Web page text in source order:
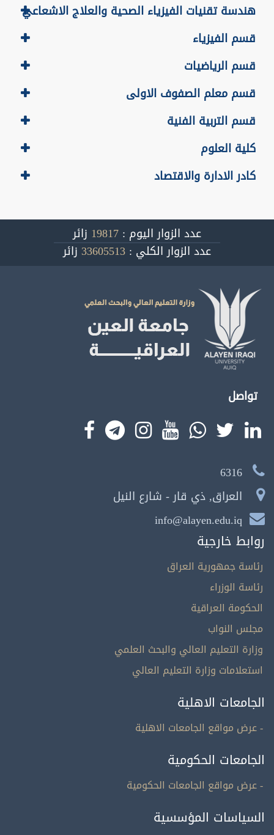
هندسة تقنيات الفيزياء الصحية والعلاج الاشعاعي
قسم الفيزياء
قسم الرياضيات
قسم معلم الصفوف الاولى
قسم التربية الفنية
كلية العلوم
كادر الادارة والاقتصاد
عدد الزوار اليوم : 19817 زائر
عدد الزوار الكلي : 33605513 زائر
تواصل
6316
العراق, ذي قار - شارع النيل
info@alayen.edu.iq
روابط خارجية
رئاسة جمهورية العراق
رئاسة الوزراء
الحكومة العراقية
مجلس النواب
وزارة التعليم العالي والبحث العلمي
استعلامات وزارة التعليم العالي
الجامعات الاهلية
- عرض مواقع الجامعات الاهلية
الجامعات الحكومية
- عرض مواقع الجامعات الحكومية
السياسات المؤسسية